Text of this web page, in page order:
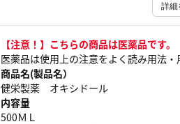
詳細
【注意！】こちらの商品は医薬品です。
医薬品は使用上の注意をよく読み用法・
商品名(製品名）
健栄製薬 オキシドール
内容量
500ＭＬ